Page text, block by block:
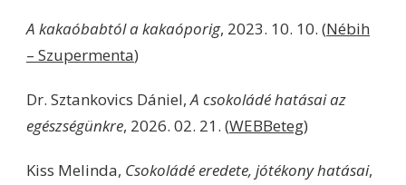
A kakaóbabtól a kakaóporig, 2023. 10. 10. (Nébih
– Szupermenta)
Dr. Sztankovics Dániel,A csokoládé hatásai az
egészségünkre, 2026. 02. 21. (WEBBeteg)
Kiss Melinda, Csokoládé eredete, jótékony hatásai,